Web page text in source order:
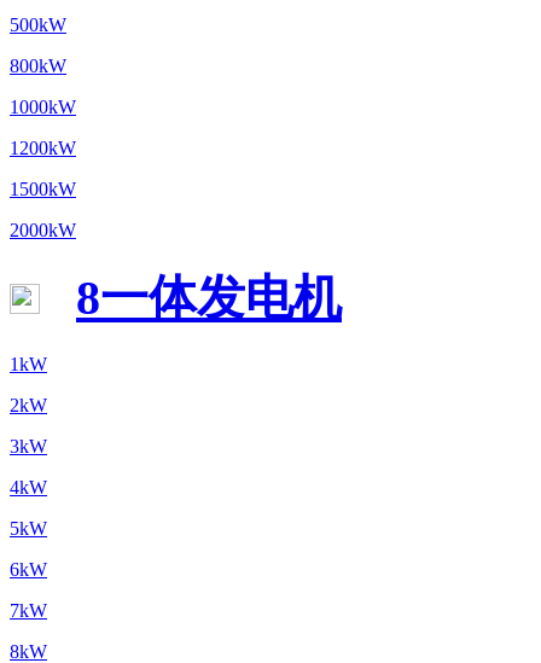
500kW
800kW
1000kW
1200kW
1500kW
2000kW
8一体发电机
1kW
2kW
3kW
4kW
5kW
6kW
7kW
8kW